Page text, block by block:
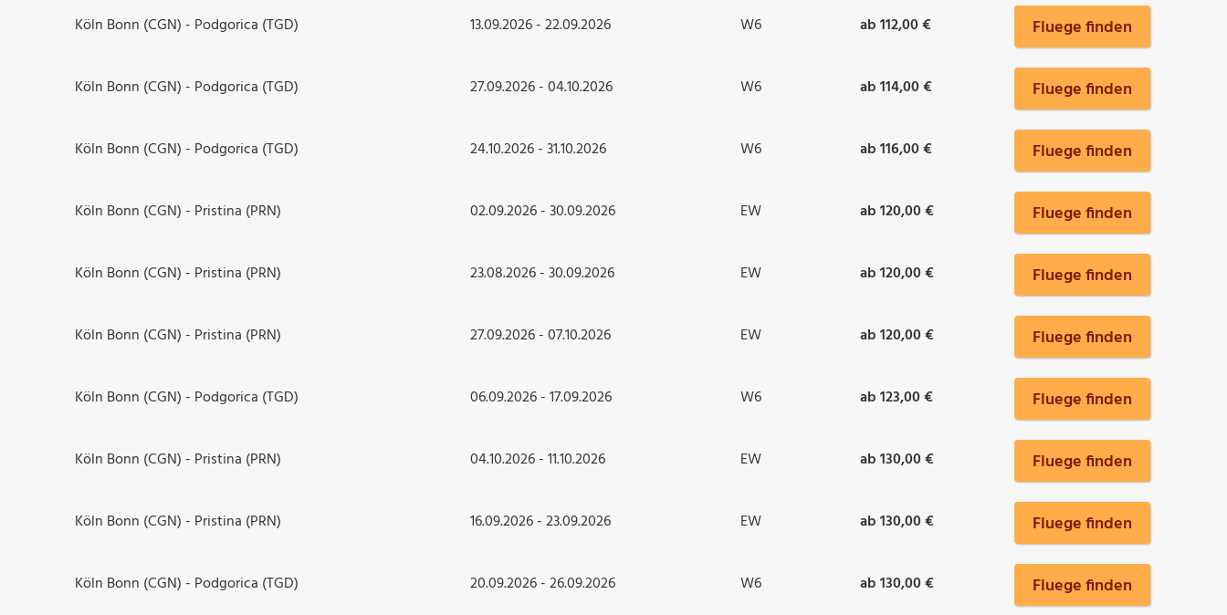
Köln Bonn (CGN) - Podgorica (TGD) 13.09.2026 - 22.09.2026 W6 ab 112,00 € Fluege finden
Köln Bonn (CGN) - Podgorica (TGD) 27.09.2026 - 04.10.2026 W6 ab 114,00 € Fluege finden
Köln Bonn (CGN) - Podgorica (TGD) 24.10.2026 - 31.10.2026 W6 ab 116,00 € Fluege finden
Köln Bonn (CGN) - Pristina (PRN) 02.09.2026 - 30.09.2026 EW ab 120,00 € Fluege finden
Köln Bonn (CGN) - Pristina (PRN) 23.08.2026 - 30.09.2026 EW ab 120,00 € Fluege finden
Köln Bonn (CGN) - Pristina (PRN) 27.09.2026 - 07.10.2026 EW ab 120,00 € Fluege finden
Köln Bonn (CGN) - Podgorica (TGD) 06.09.2026 - 17.09.2026 W6 ab 123,00 € Fluege finden
Köln Bonn (CGN) - Pristina (PRN) 04.10.2026 - 11.10.2026 EW ab 130,00 € Fluege finden
Köln Bonn (CGN) - Pristina (PRN) 16.09.2026 - 23.09.2026 EW ab 130,00 € Fluege finden
Köln Bonn (CGN) - Podgorica (TGD) 20.09.2026 - 26.09.2026 W6 ab 130,00 € Fluege finden